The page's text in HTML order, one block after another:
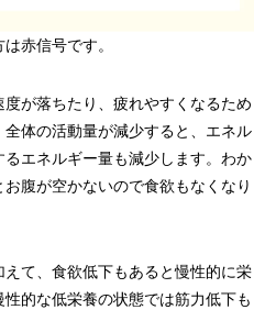
赤信号です。
が落ちたり、疲れやすくなるため
体の活動量が減少すると、エネル
エネルギー量も減少します。わか
腹が空かないので食欲もなくなり
て、食欲低下もあると慢性的に栄
的な低栄養の状態では筋力低下も